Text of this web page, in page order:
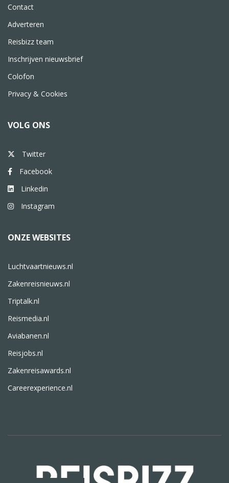
Contact
Adverteren
Reisbizz team
Inschrijven nieuwsbrief
Colofon
Privacy & Cookies
VOLG ONS
Twitter
Facebook
Linkedin
Instagram
ONZE WEBSITES
Luchtvaartnieuws.nl
Zakenreisnieuws.nl
Triptalk.nl
Reismedia.nl
Aviabanen.nl
Reisjobs.nl
Zakenreisawards.nl
Careerexperience.nl